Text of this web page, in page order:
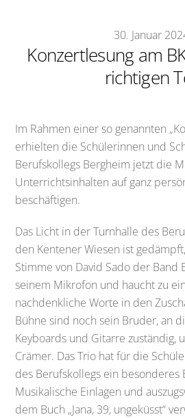
30. Januar
Konzertlesung am
richtigen
Im Rahmen einer so genannten
erhielten die Schülerinnen und
Berufskollegs Bergheim jetzt die
Unterrichtsinhalten auf ganz
beschäftigen.
Das Licht in der Turnhalle des
den Kentener Wiesen ist
Stimme von David Sado der Band
seinem Mikrofon und haucht zu
nachdenkliche Worte in den
Bühne sind noch sein Bruder, an
Keyboards und Gitarre zuständig,
Crämer. Das Trio hat für die
des Berufskollegs ein besonderes
Musikalische Einlagen und
dem Buch „Jana, 39, ungeküsst“